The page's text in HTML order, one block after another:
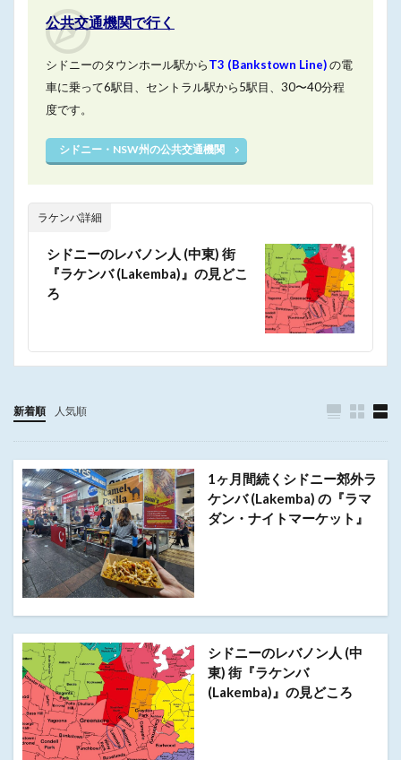
公共交通機関で行く
シドニーのタウンホール駅からT3 (Bankstown Line)の電
車に乗って6駅目、セントラル駅から5駅目、30〜40分程
度です。
シドニー・NSW州の公共交通機関
ラケンバ詳細
シドニーのレバノン人 (中東) 街
『ラケンバ (Lakemba)』の見どこ
ろ
新着順 人気順
1ヶ月間続くシドニー郊外ラ
ケンバ (Lakemba) の『ラマ
ダン・ナイトマーケット』
シドニーのレバノン人 (中
東) 街『ラケンバ
(Lakemba)』の見どころ